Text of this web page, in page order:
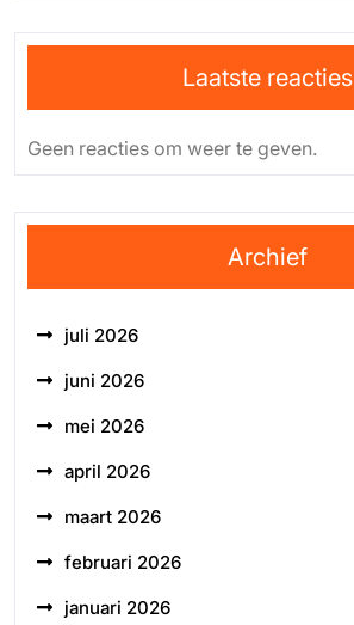
Laatste reacties
Geen reacties om weer te geven.
Archief
juli 2026
juni 2026
mei 2026
april 2026
maart 2026
februari 2026
januari 2026